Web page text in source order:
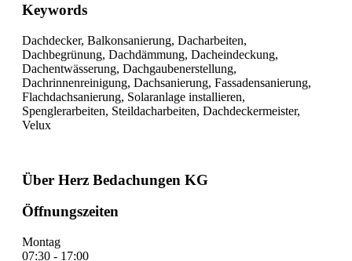
Keywords
Dachdecker, Balkonsanierung, Dacharbeiten,
Dachbegrünung, Dachdämmung, Dacheindeckung,
Dachentwässerung, Dachgaubenerstellung,
Dachrinnenreinigung, Dachsanierung, Fassadensanierung,
Flachdachsanierung, Solaranlage installieren,
Spenglerarbeiten, Steildacharbeiten, Dachdeckermeister,
Velux
Über Herz Bedachungen KG
Öffnungszeiten
Montag
07:30 - 17:00